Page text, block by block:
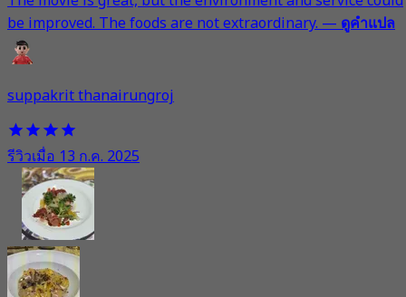
be improved. The foods are not extraordinary.—ดูคำแปล
suppakrit thanairungroj
รีวิวเมื่อ 13 ก.ค. 2025